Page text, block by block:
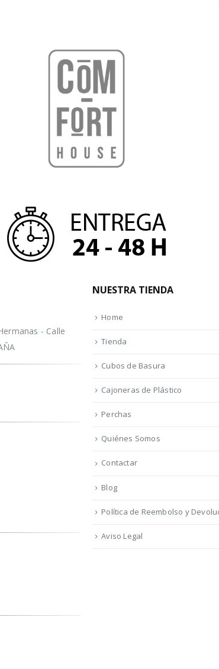
- Calle
NUESTRA TIENDA
Home
Tienda
Cubos de Basura
Cajoneras de Plástico
Perchas
Quiénes Somos
Contactar
Blog
Política de Reembolso y
Aviso Legal